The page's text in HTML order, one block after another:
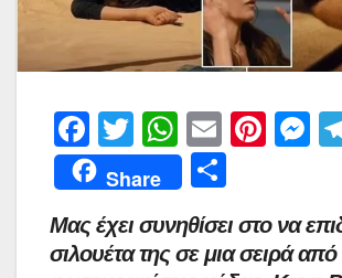
F
a
c
e
T
w
itt
er
W
h
at
s
E
m
ai
l
Pi
e
M
s
Share
ρ
Μας έχει συνηθίσει στο να
σιλουέτα της σε μια σειρά από